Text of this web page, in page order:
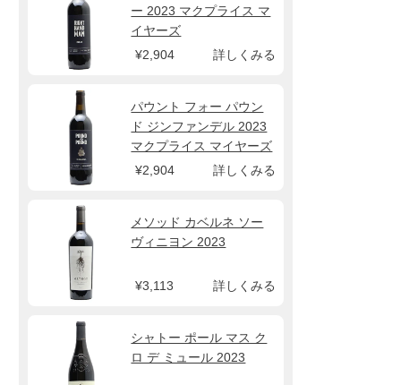
ー 2023 マクプライス マ
イヤーズ
¥2,904
詳しくみる
パウント フォー パウン
ド ジンファンデル 2023
マクプライス マイヤーズ
¥2,904
詳しくみる
メソッド カベルネ ソー
ヴィニヨン 2023
¥3,113 詳しくみる
シャトー ポール マス ク
ロ デ ミュール 2023